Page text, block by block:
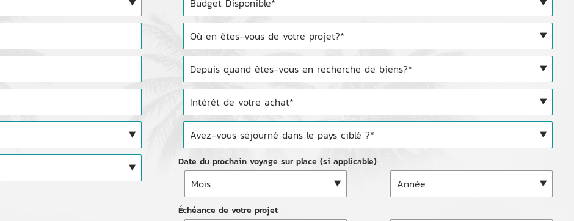
Date du prochain voyage sur place (si applicable)
Échéance de votre projet